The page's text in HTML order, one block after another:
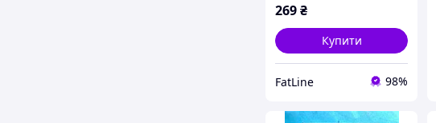
269₴
Купити
FatLine 98%